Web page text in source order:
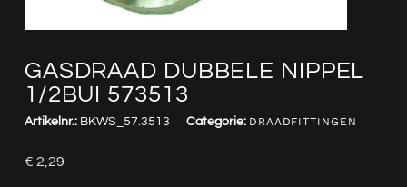
GASDRAAD DUBBELE NIPPEL
1/2BUI 573513
Artikelnr.: BKWS_57.3513 Categorie: DRAADFITTINGEN
€ 2,29